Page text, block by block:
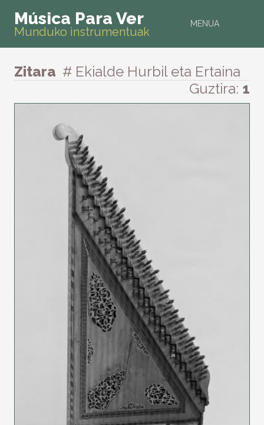
MENUA
Música Para Ver
Munduko instrumentuak
Zitara # Ekialde Hurbil eta Ertaina
Guztira: 1